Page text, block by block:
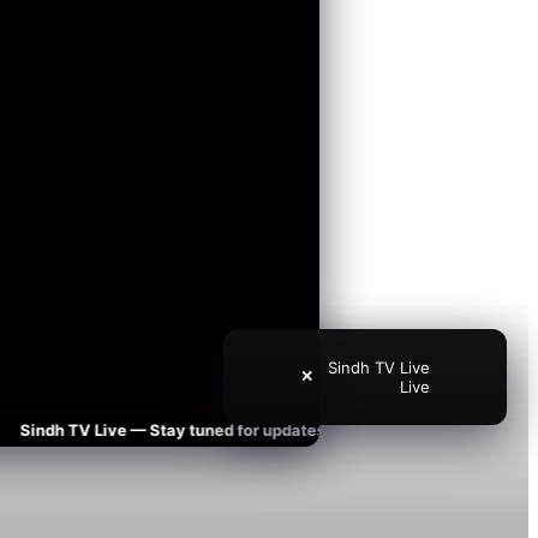
TV Live — Stay tuned for updates
Sindh TV Live
Live
✕